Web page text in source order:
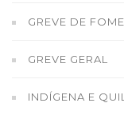
GREVE DE FOME
GREVE GERAL
INDÍGENA E